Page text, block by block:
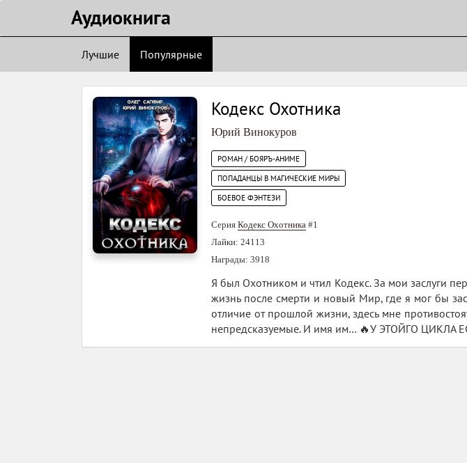
Аудиокнигa
Лучшие Популярные
Кодекс Охотника
Юрий Винокуров
РОМАН / БОЯРЪ-АНИМЕ
ПОПАДАНЦЫ В МАГИЧЕСКИЕ МИРЫ
БОЕВОЕ ФЭНТЕЗИ
Серия Кодекс Охотника #1
Лайки: 24113
Награды: 3918
Я был Охотником и чтил Кодекс. За мои заслуги
жизнь после смерти и новый Мир, где я мог бы
отличие от прошлой жизни, здесь мне
непредсказуемые. И имя им… 🔥У ЭТОЙГО ЦИКЛА